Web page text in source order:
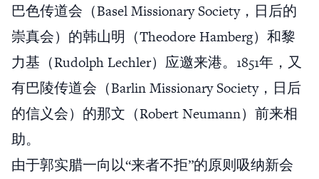
巴色传道会（Basel Missionary Society，日后的
崇真会）的韩山明（Theodore Hamberg）和黎
力基（Rudolph Lechler）应邀来港。1851年，又
有巴陵传道会（Barlin Missionary Society，日后
的信义会）的那文（Robert Neumann）前来相
助。
由于郭实腊一向以“来者不拒”的原则吸纳新会